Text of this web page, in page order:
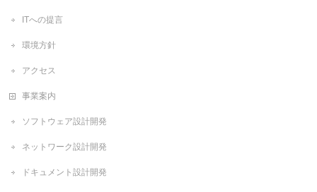
ITへの提言
環境方針
アクセス
事業案内
ソフトウェア設計開発
ネットワーク設計開発
ドキュメント設計開発